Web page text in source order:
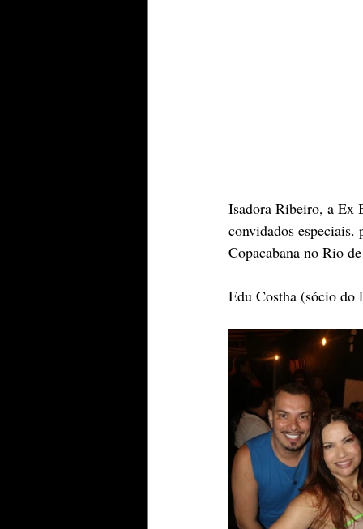
Isadora Ribeiro, a Ex
convidados especiais.
Copacabana no Rio
Edu Costha (sócio do